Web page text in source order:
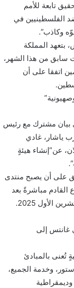
تابعة للأمم
الفلسطينيين في
وكاذب”.
المملكة
سابق من هذا الشهر،
اتفقا على أن
في بيان مشترك مع رئيس
ياشار، غادي
عن”إنشاء هيئةٍ
على أن يصبح منتدى
القادم مباشرةً بعد
غانتس إلى
تُعنى بالمبادئ
وخدمة الجميع،